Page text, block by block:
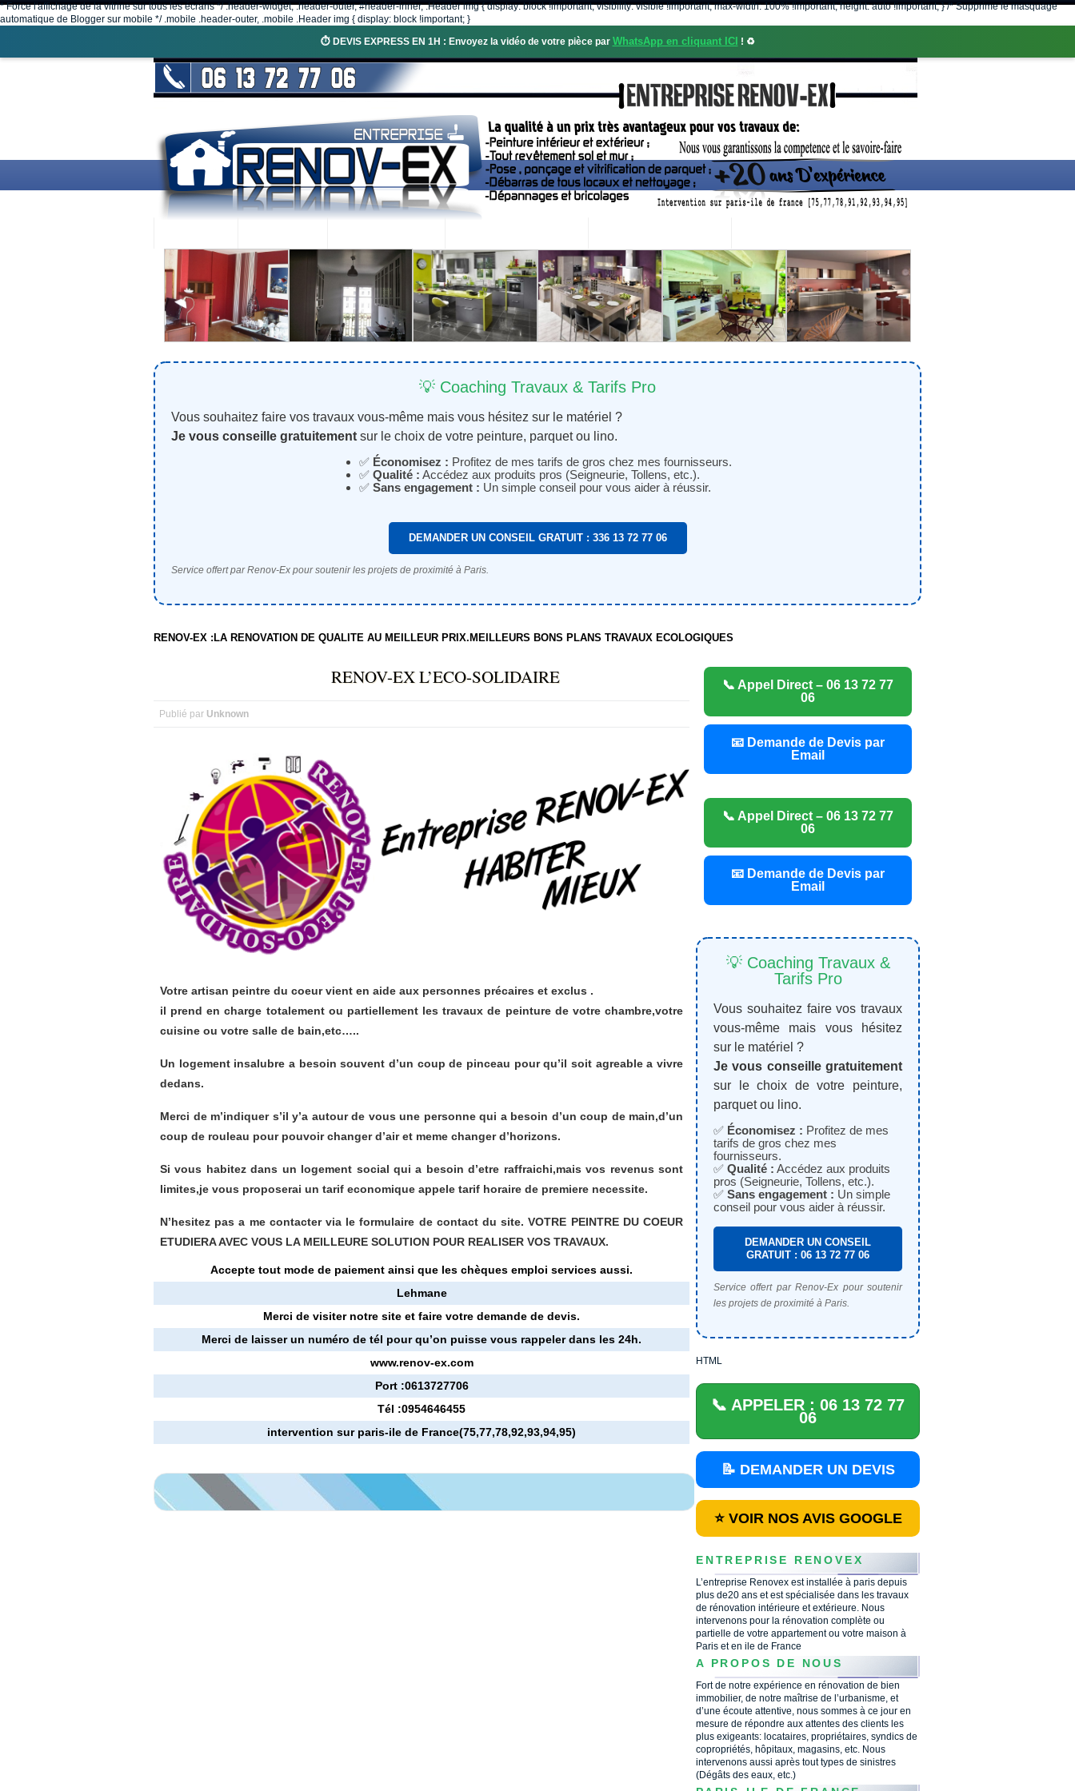
* Force l'affichage de la vitrine sur tous les écrans */ .header-widget, .header-outer, #header-inner, .Header img { display: block !important; visibility: visible !important; max-width: 100% !important; height: auto !important; } /* Supprime le masquage
automatique de Blogger sur mobile */ .mobile .header-outer, .mobile .Header img { display: block !important; }
⏱️ DEVIS EXPRESS EN 1H : Envoyez la vidéo de votre pièce par WhatsApp en cliquant ICI ! ♻️
💡 Coaching Travaux & Tarifs Pro
Vous souhaitez faire vos travaux vous-même mais vous hésitez sur le matériel ?
Je vous conseille gratuitement sur le choix de votre peinture, parquet ou lino.
✅ Économisez : Profitez de mes tarifs de gros chez mes fournisseurs.
✅ Qualité : Accédez aux produits pros (Seigneurie, Tollens, etc.).
✅ Sans engagement : Un simple conseil pour vous aider à réussir.
DEMANDER UN CONSEIL GRATUIT : 336 13 72 77 06
Service offert par Renov-Ex pour soutenir les projets de proximité à Paris.
RENOV-EX :LA RENOVATION DE QUALITE AU MEILLEUR PRIX.MEILLEURS BONS PLANS TRAVAUX ECOLOGIQUES
RENOV-EX L’ECO-SOLIDAIRE
Publié par Unknown
Votre artisan peintre du coeur vient en aide aux personnes précaires et exclus .
il prend en charge totalement ou partiellement les travaux de peinture de votre chambre,votre
cuisine ou votre salle de bain,etc…..
Un logement insalubre a besoin souvent d’un coup de pinceau pour qu’il soit agreable a vivre
dedans.
Merci de m’indiquer s’il y’a autour de vous une personne qui a besoin d’un coup de main,d’un
coup de rouleau pour pouvoir changer d’air et meme changer d’horizons.
Si vous habitez dans un logement social qui a besoin d’etre raffraichi,mais vos revenus sont
limites,je vous proposerai un tarif economique appele tarif horaire de premiere necessite.
N’hesitez pas a me contacter via le formulaire de contact du site. VOTRE PEINTRE DU COEUR
ETUDIERA AVEC VOUS LA MEILLEURE SOLUTION POUR REALISER VOS TRAVAUX.
Accepte tout mode de paiement ainsi que les chèques emploi services aussi.
Lehmane
Merci de visiter notre site et faire votre demande de devis.
Merci de laisser un numéro de tél pour qu’on puisse vous rappeler dans les 24h.
www.renov-ex.com
Port :0613727706
Tél :0954646455
intervention sur paris-ile de France(75,77,78,92,93,94,95)
📞 Appel Direct – 06 13 72 77
06
📧 Demande de Devis par
Email
📞 Appel Direct – 06 13 72 77
06
📧 Demande de Devis par
Email
💡 Coaching Travaux &
Tarifs Pro
Vous souhaitez faire vos travaux
vous-même mais vous hésitez
sur le matériel ?
Je vous conseille gratuitement
sur le choix de votre peinture,
parquet ou lino.
✅ Économisez : Profitez de mes
tarifs de gros chez mes
fournisseurs.
✅ Qualité : Accédez aux produits
pros (Seigneurie, Tollens, etc.).
✅ Sans engagement : Un simple
conseil pour vous aider à réussir.
DEMANDER UN CONSEIL
GRATUIT : 06 13 72 77 06
Service offert par Renov-Ex pour soutenir
les projets de proximité à Paris.
HTML
📞 APPELER : 06 13 72 77
06
📝 DEMANDER UN DEVIS
⭐ VOIR NOS AVIS GOOGLE
ENTREPRISE RENOVEX
L’entreprise Renovex est installée à paris depuis
plus de20 ans et est spécialisée dans les travaux
de rénovation intérieure et extérieure. Nous
intervenons pour la rénovation complète ou
partielle de votre appartement ou votre maison à
Paris et en ile de France
A PROPOS DE NOUS
Fort de notre expérience en rénovation de bien
immobilier, de notre maîtrise de l’urbanisme, et
d’une écoute attentive, nous sommes à ce jour en
mesure de répondre aux attentes des clients les
plus exigeants: locataires, propriétaires, syndics de
copropriétés, hôpitaux, magasins, etc. Nous
intervenons aussi après tout types de sinistres
(Dégâts des eaux, etc.)